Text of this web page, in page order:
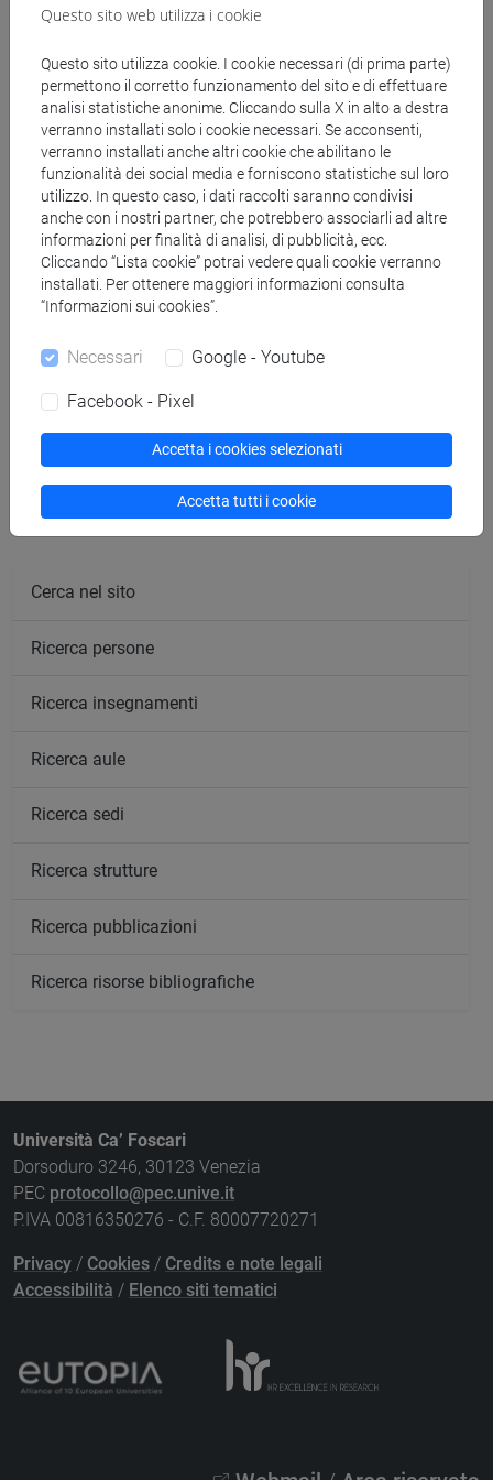
Docenti
CARRARO Carlo- 30h Lezione
Materiali didattici
Materiali su Moodle
Corsi di studio e percorsi
[CM5] SCIENZE AMBIENTALI - Laurea
magistrale (DM270)
global change and sustainability
Cerca nel sito
Ricerca persone
Ricerca insegnamenti
Ricerca aule
Ricerca sedi
Ricerca strutture
Ricerca pubblicazioni
Ricerca risorse bibliografiche
Università Ca’ Foscari
Dorsoduro 3246, 30123 Venezia
PEC protocollo@pec.unive.it
P.IVA 00816350276 - C.F. 80007720271
Privacy / Cookies / Credits e note legali
Accessibilità / Elenco siti tematici
Questo sito web utilizza i cookie
Questo sito utilizza cookie. I cookie necessari (di prima parte)
permettono il corretto funzionamento del sito e di effettuare
analisi statistiche anonime. Cliccando sulla X in alto a destra
verranno installati solo i cookie necessari. Se acconsenti,
verranno installati anche altri cookie che abilitano le
funzionalità dei social media e forniscono statistiche sul loro
utilizzo. In questo caso, i dati raccolti saranno condivisi
anche con i nostri partner, che potrebbero associarli ad altre
informazioni per finalità di analisi, di pubblicità, ecc.
Cliccando “Lista cookie” potrai vedere quali cookie verranno
installati. Per ottenere maggiori informazioni consulta
“Informazioni sui cookies”.
Necessari Google - Youtube
Facebook - Pixel
Accetta i cookies selezionati
Accetta tutti i cookie